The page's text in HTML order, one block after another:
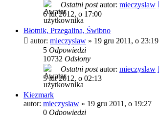
Ostatni postautor: mieczyslaw
6 lut 2012, o 17:00
Błotnik, Przegalina, Świbno
autor: mieczyslaw » 19 gru 2011, o 23:19
5 Odpowiedzi
10732 Odsłony
Ostatni postautor: mieczyslaw
5 lut 2012, o 02:13
Kiezmark
autor: mieczyslaw » 19 gru 2011, o 19:27
0 Odpowiedzi